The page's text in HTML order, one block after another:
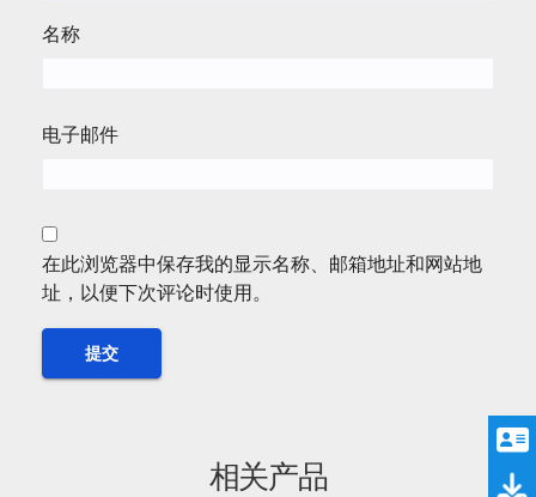
名称
电子邮件
在此浏览器中保存我的显示名称、邮箱地址和网站地
址，以便下次评论时使用。
相关产品